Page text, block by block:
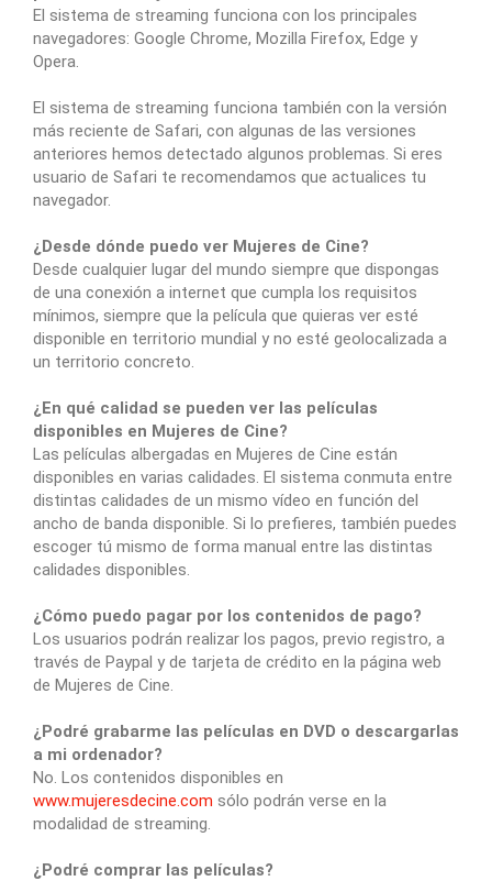
El sistema de streaming funciona con los principales
navegadores: Google Chrome, Mozilla Firefox, Edge y
Opera.
El sistema de streaming funciona también con la versión
más reciente de Safari, con algunas de las versiones
anteriores hemos detectado algunos problemas. Si eres
usuario de Safari te recomendamos que actualices tu
navegador.
¿Desde dónde puedo ver Mujeres de Cine?
Desde cualquier lugar del mundo siempre que dispongas
de una conexión a internet que cumpla los requisitos
mínimos, siempre que la película que quieras ver esté
disponible en territorio mundial y no esté geolocalizada a
un territorio concreto.
¿En qué calidad se pueden ver las películas
disponibles en Mujeres de Cine?
Las películas albergadas en Mujeres de Cine están
disponibles en varias calidades. El sistema conmuta entre
distintas calidades de un mismo vídeo en función del
ancho de banda disponible. Si lo prefieres, también puedes
escoger tú mismo de forma manual entre las distintas
calidades disponibles.
¿Cómo puedo pagar por los contenidos de pago?
Los usuarios podrán realizar los pagos, previo registro, a
través de Paypal y de tarjeta de crédito en la página web
de Mujeres de Cine.
¿Podré grabarme las películas en DVD o descargarlas
a mi ordenador?
No. Los contenidos disponibles en
www.mujeresdecine.com sólo podrán verse en la
modalidad de streaming.
¿Podré comprar las películas?